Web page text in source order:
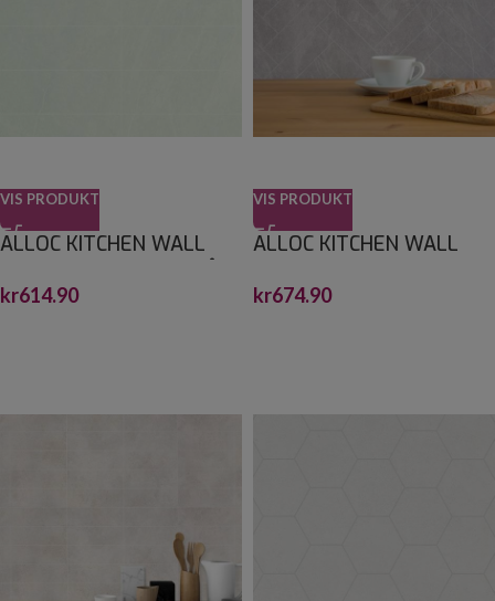
VIS PRODUKT
ALLOC KITCHEN WALL
2,2X1200X600
kr614.90
VIS PRODUKT
ALLOC KITCHEN WALL
2,2X600X1200
kr674.90